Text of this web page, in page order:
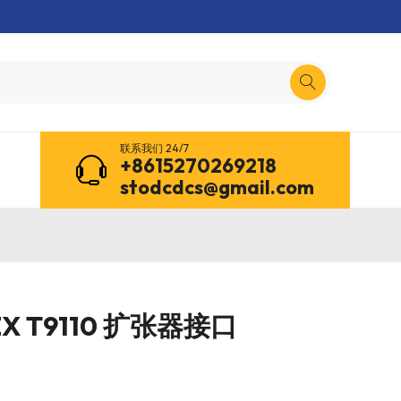
联系我们 24/7
+8615270269218
stodcdcs@gmail.com
T9110 扩张器接口